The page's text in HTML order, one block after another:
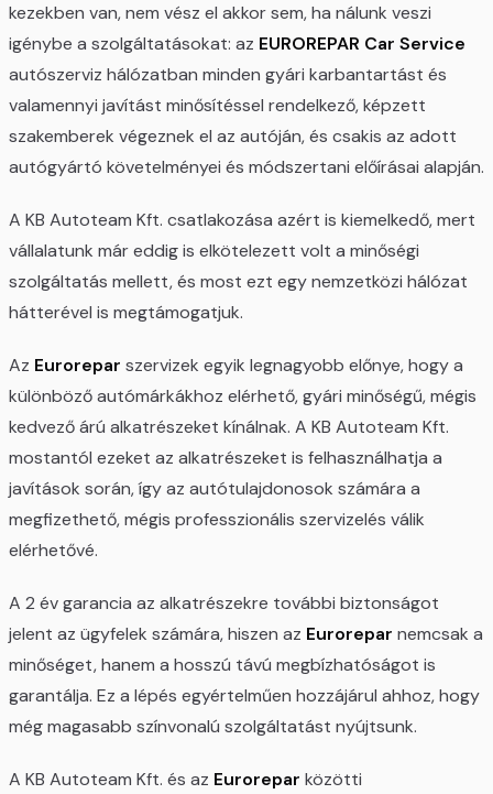
kezekben van, nem vész el akkor sem, ha nálunk veszi
igénybe a szolgáltatásokat: az EUROREPAR Car Service
autószerviz hálózatban minden gyári karbantartást és
valamennyi javítást minősítéssel rendelkező, képzett
szakemberek végeznek el az autóján, és csakis az adott
autógyártó követelményei és módszertani előírásai alapján.
A KB Autoteam Kft. csatlakozása azért is kiemelkedő, mert
vállalatunk már eddig is elkötelezett volt a minőségi
szolgáltatás mellett, és most ezt egy nemzetközi hálózat
hátterével is megtámogatjuk.
Az Eurorepar szervizek egyik legnagyobb előnye, hogy a
különböző autómárkákhoz elérhető, gyári minőségű, mégis
kedvező árú alkatrészeket kínálnak. A KB Autoteam Kft.
mostantól ezeket az alkatrészeket is felhasználhatja a
javítások során, így az autótulajdonosok számára a
megfizethető, mégis professzionális szervizelés válik
elérhetővé.
A 2 év garancia az alkatrészekre további biztonságot
jelent az ügyfelek számára, hiszen az Eurorepar nemcsak a
minőséget, hanem a hosszú távú megbízhatóságot is
garantálja. Ez a lépés egyértelműen hozzájárul ahhoz, hogy
még magasabb színvonalú szolgáltatást nyújtsunk.
A KB Autoteam Kft. és az Eurorepar közötti